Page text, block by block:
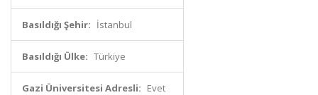
Basıldığı Şehir: İstanbul
Basıldığı Ülke: Türkiye
Gazi Üniversitesi Adresli: Evet